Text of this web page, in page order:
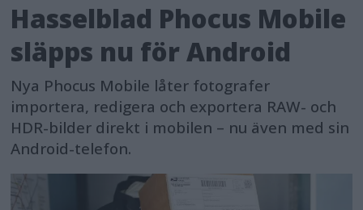
Hasselblad Phocus Mobile
släpps nu för Android
Nya Phocus Mobile låter fotografer
importera, redigera och exportera RAW- och
HDR-bilder direkt i mobilen – nu även med sin
Android-telefon.